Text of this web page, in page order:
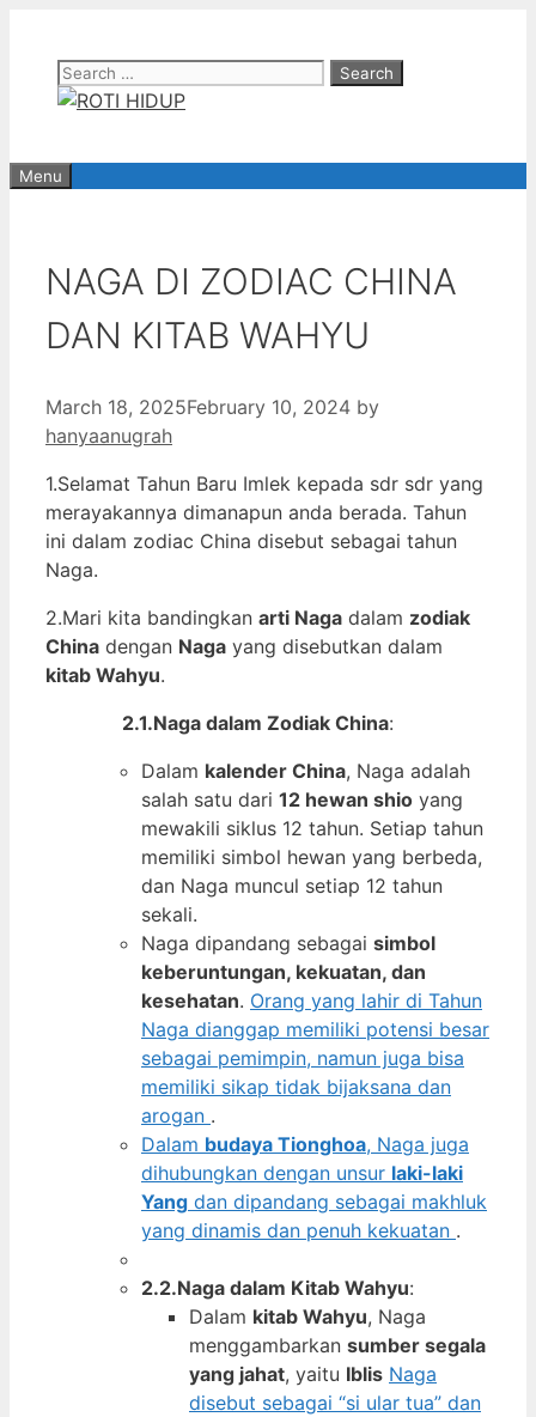
contentSearch
for:
Menu
NAGA DI ZODIAC CHINA
DAN KITAB WAHYU
March 18, 2025February 10, 2024 by
hanyaanugrah
1.Selamat Tahun Baru Imlek kepada sdr sdr yang
merayakannya dimanapun anda berada. Tahun
ini dalam zodiac China disebut sebagai tahun
Naga.
2.Mari kita bandingkan arti Naga dalam zodiak
China dengan Naga yang disebutkan dalam
kitab Wahyu.
2.1.Naga dalam Zodiak China:
Dalam kalender China, Naga adalah
salah satu dari 12 hewan shio yang
mewakili siklus 12 tahun. Setiap tahun
memiliki simbol hewan yang berbeda,
dan Naga muncul setiap 12 tahun
sekali.
Naga dipandang sebagai simbol
keberuntungan, kekuatan, dan
kesehatan. Orang yang lahir di Tahun
Naga dianggap memiliki potensi besar
sebagai pemimpin, namun juga bisa
memiliki sikap tidak bijaksana dan
arogan .
Dalam budaya Tionghoa, Naga juga
dihubungkan dengan unsur laki-laki
Yang dan dipandang sebagai makhluk
yang dinamis dan penuh kekuatan .
2.2.Naga dalam Kitab Wahyu:
Dalam kitab Wahyu, Naga
menggambarkan sumber segala
yang jahat, yaitu Iblis Naga
disebut sebagai “si ular tua” dan